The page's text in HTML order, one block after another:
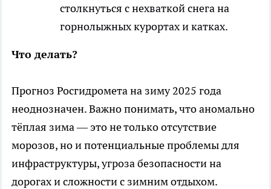
столкнуться с нехваткой снега на
горнолыжных курортах и катках.
Что делать?
Прогноз Росгидромета на зиму 2025 года
неоднозначен. Важно понимать, что аномально
тёплая зима — это не только отсутствие
морозов, но и потенциальные проблемы для
инфраструктуры, угроза безопасности на
дорогах и сложности с зимним отдыхом.